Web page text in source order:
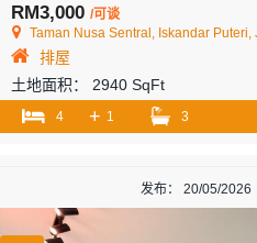
RM3,000 /可谈
Taman Nusa Sentral, Iskandar Puteri,
排屋
土地面积： 2940 SqFt
4 + 1 3
发布： 20/05/2026